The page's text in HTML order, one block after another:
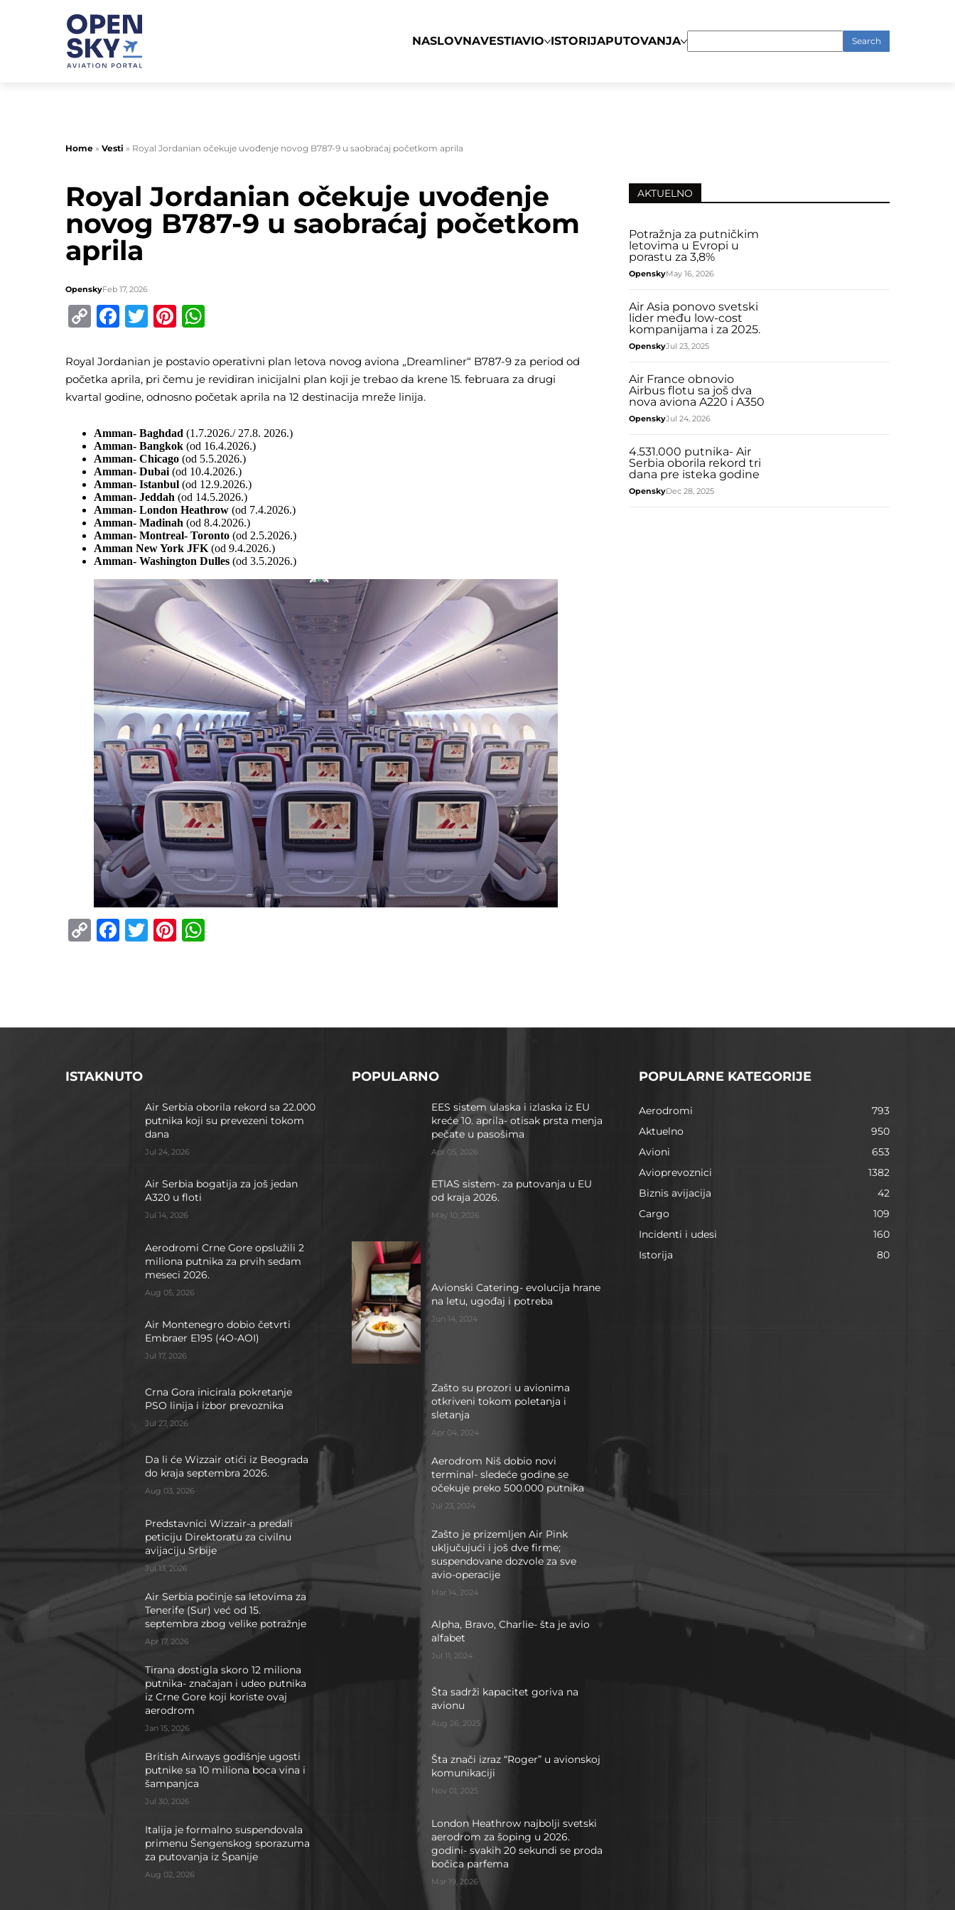
NASLOVNAVESTIAVIO ISTORIJAPUTOVANJA
Home » Vesti » Royal Jordanian očekuje uvođenje novog B787-9 u saobraćaj početkom aprila
Royal Jordanian očekuje uvođenje
novog B787-9 u saobraćaj početkom
aprila
OpenskyFeb 17, 2026
CopyFacebook
TwitterPinterest
Royal Jordanian je postavio operativni plan letova novog aviona „Dreamliner“ B787-9 za period od
početka aprila, pri čemu je revidiran inicijalni plan koji je trebao da krene 15. februara za drugi
kvartal godine, odnosno početak aprila na 12 destinacija mreže linija.
Amman- Baghdad (1.7.2026./ 27.8. 2026.)
Amman- Bangkok (od 16.4.2026.)
Amman- Chicago (od 5.5.2026.)
Amman- Dubai (od 10.4.2026.)
Amman- Istanbul (od 12.9.2026.)
Amman- Jeddah (od 14.5.2026.)
Amman- London Heathrow (od 7.4.2026.)
Amman- Madinah (od 8.4.2026.)
Amman- Montreal- Toronto (od 2.5.2026.)
Amman New York JFK (od 9.4.2026.)
Amman- Washington Dulles (od 3.5.2026.)
CopyFacebook
TwitterPinterest
AKTUELNO
Potražnja za putničkim
letovima u Evropi u
porastu za 3,8%
OpenskyMay 16, 2026
Air Asia ponovo svetski
lider među low-cost
kompanijama i za 2025.
OpenskyJul 23, 2025
Air France obnovio
Airbus flotu sa još dva
nova aviona A220 i A350
OpenskyJul 24, 2026
4.531.000 putnika- Air
Serbia oborila rekord tri
dana pre isteka godine
OpenskyDec 28, 2025
ISTAKNUTO
Air Serbia oborila rekord sa 22.000
putnika koji su prevezeni tokom
dana
Jul 24, 2026
Air Serbia bogatija za još jedan
A320 u floti
Jul 14, 2026
Aerodromi Crne Gore opslužili 2
miliona putnika za prvih sedam
meseci 2026.
Aug 05, 2026
Air Montenegro dobio četvrti
Embraer E195 (4O-AOI)
Jul 17, 2026
Crna Gora inicirala pokretanje
PSO linija i izbor prevoznika
Jul 27, 2026
Da li će Wizzair otići iz Beograda
do kraja septembra 2026.
Aug 03, 2026
Predstavnici Wizzair-a predali
peticiju Direktoratu za civilnu
avijaciju Srbije
Jul 13, 2026
Air Serbia počinje sa letovima za
Tenerife (Sur) već od 15.
septembra zbog velike potražnje
Apr 17, 2026
Tirana dostigla skoro 12 miliona
putnika- značajan i udeo putnika
iz Crne Gore koji koriste ovaj
aerodrom
Jan 15, 2026
British Airways godišnje ugosti
putnike sa 10 miliona boca vina i
šampanjca
Jul 30, 2026
Italija je formalno suspendovala
primenu Šengenskog sporazuma
za putovanja iz Španije
Aug 02, 2026
POPULARNO
EES sistem ulaska i izlaska iz EU
kreće 10. aprila- otisak prsta menja
pečate u pasošima
Apr 05, 2026
ETIAS sistem- za putovanja u EU
od kraja 2026.
May 10, 2026
Avionski Catering- evolucija hrane
na letu, ugođaj i potreba
Jun 14, 2024
Zašto su prozori u avionima
otkriveni tokom poletanja i
sletanja
Apr 04, 2024
Aerodrom Niš dobio novi
terminal- sledeće godine se
očekuje preko 500.000 putnika
Jul 23, 2024
Zašto je prizemljen Air Pink
uključujući i još dve firme;
suspendovane dozvole za sve
avio-operacije
Mar 14, 2024
Alpha, Bravo, Charlie- šta je avio
alfabet
Jul 11, 2024
Šta sadrži kapacitet goriva na
avionu
Aug 26, 2025
Šta znači izraz “Roger” u avionskoj
komunikaciji
Nov 01, 2025
London Heathrow najbolji svetski
aerodrom za šoping u 2026.
godini- svakih 20 sekundi se proda
bočica parfema
Mar 19, 2026
POPULARNE KATEGORIJE
Aerodromi
793
Aktuelno
950
Avioni
653
Avioprevoznici
1382
Biznis avijacija
42
Cargo
109
Incidenti i udesi
160
Istorija
80